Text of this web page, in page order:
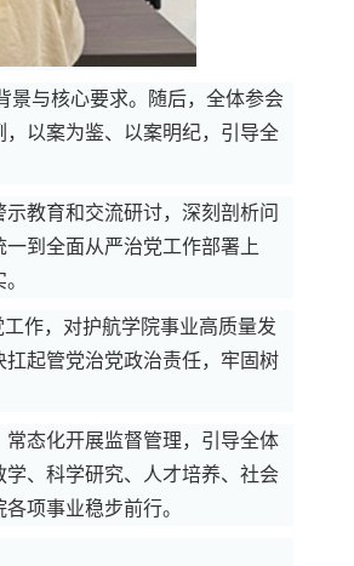
景与核心要求。随后，全体参会
以案为鉴、以案明纪，引导全
教育和交流研讨，深刻剖析问
到全面从严治党工作部署上
作，对护航学院事业高质量发
起管党治党政治责任，牢固树
态化开展监督管理，引导全体
、科学研究、人才培养、社会
项事业稳步前行。